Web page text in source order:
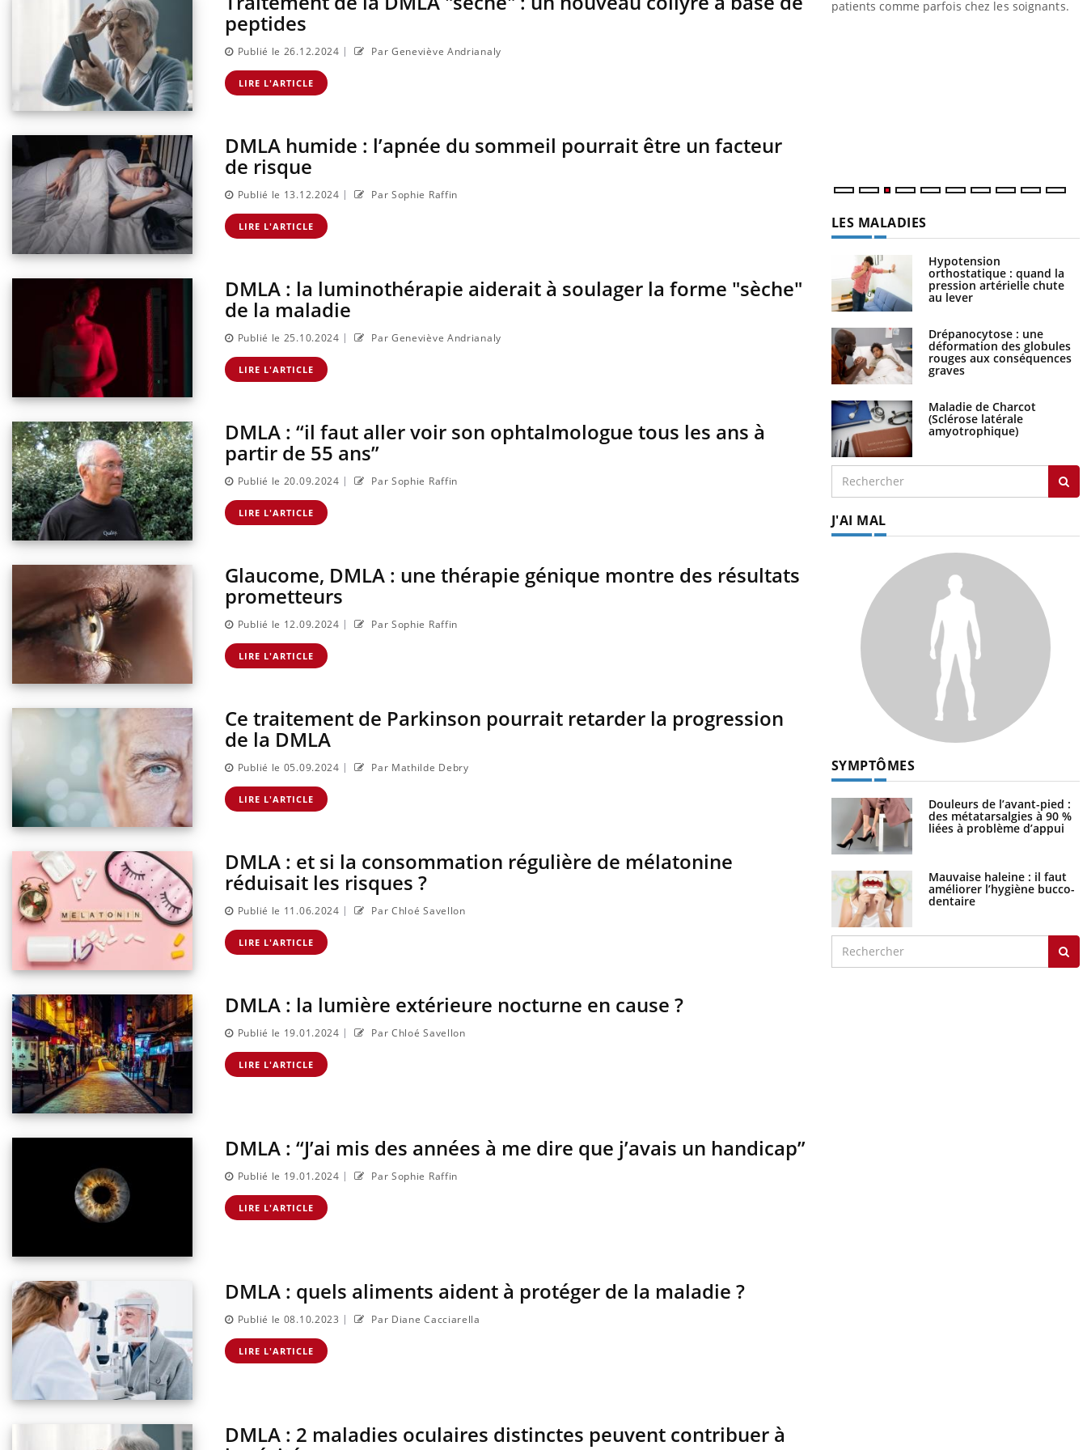
peptides
Publié le 26.12.2024 | Par Geneviève Andrianaly
LIRE L'ARTICLE
DMLA humide : l’apnée du sommeil pourrait être un facteur
de risque
Publié le 13.12.2024 | Par Sophie Raffin
LIRE L'ARTICLE
DMLA : la luminothérapie aiderait à soulager la forme "sèche"
de la maladie
Publié le 25.10.2024 | Par Geneviève Andrianaly
LIRE L'ARTICLE
DMLA : “il faut aller voir son ophtalmologue tous les ans à
partir de 55 ans”
Publié le 20.09.2024 | Par Sophie Raffin
LIRE L'ARTICLE
Glaucome, DMLA : une thérapie génique montre des résultats
prometteurs
Publié le 12.09.2024 | Par Sophie Raffin
LIRE L'ARTICLE
Ce traitement de Parkinson pourrait retarder la progression
de la DMLA
Publié le 05.09.2024 | Par Mathilde Debry
LIRE L'ARTICLE
DMLA : et si la consommation régulière de mélatonine
réduisait les risques ?
Publié le 11.06.2024 | Par Chloé Savellon
LIRE L'ARTICLE
DMLA : la lumière extérieure nocturne en cause ?
Publié le 19.01.2024 | Par Chloé Savellon
LIRE L'ARTICLE
DMLA : “J’ai mis des années à me dire que j’avais un handicap”
Publié le 19.01.2024 | Par Sophie Raffin
LIRE L'ARTICLE
DMLA : quels aliments aident à protéger de la maladie ?
Publié le 08.10.2023 | Par Diane Cacciarella
LIRE L'ARTICLE
DMLA : 2 maladies oculaires distinctes peuvent contribuer à
sur la maladie d'un proche c'est montrer ...
carence en fer sont multiples ce qui la rend
patients comme parfois chez les soignants.
LES MALADIES
Hypotension
orthostatique : quand la
pression artérielle chute
au lever
Drépanocytose : une
déformation des globules
rouges aux conséquences
graves
Maladie de Charcot
(Sclérose latérale
amyotrophique)
J'AI MAL
SYMPTÔMES
Douleurs de l’avant-pied :
des métatarsalgies à 90 %
liées à problème d’appui
Mauvaise haleine : il faut
améliorer l’hygiène bucco-
dentaire